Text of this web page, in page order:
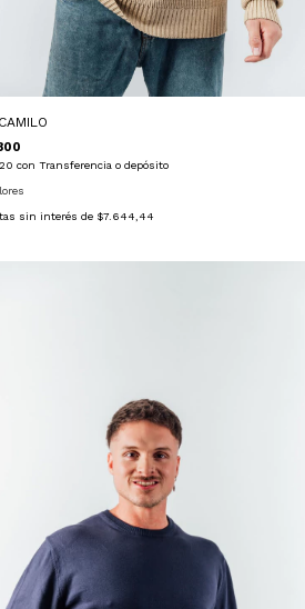
con Transferencia o depósito
sin interés de $7.644,44